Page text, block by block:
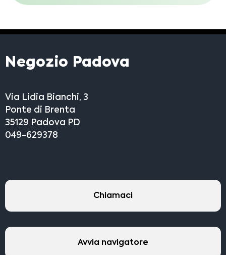
Negozio Padova
Via Lidia Bianchi, 3
Ponte di Brenta
35129 Padova PD
049-629378
Chiamaci
Avvia navigatore